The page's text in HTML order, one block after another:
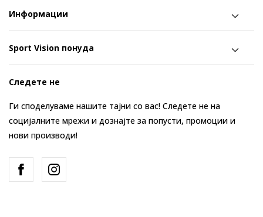
Информации
Sport Vision понуда
Следете не
Ги споделуваме нашите тајни со вас! Следете не на
социјалните мрежи и дознајте за попусти, промоции и
нови производи!